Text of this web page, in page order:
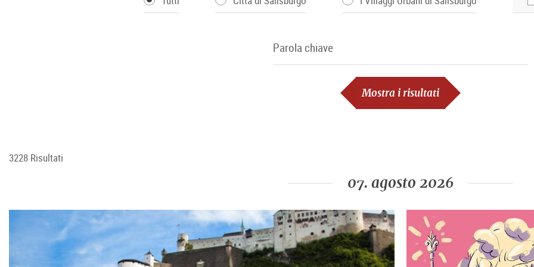
Parola chiave
Mostra i risultati
3228 Risultati
07. agosto 2026